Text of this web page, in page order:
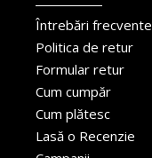
Întrebări frecvente
Politica de retur
Formular retur
Cum cumpăr
Cum plătesc
Lasă o Recenzie